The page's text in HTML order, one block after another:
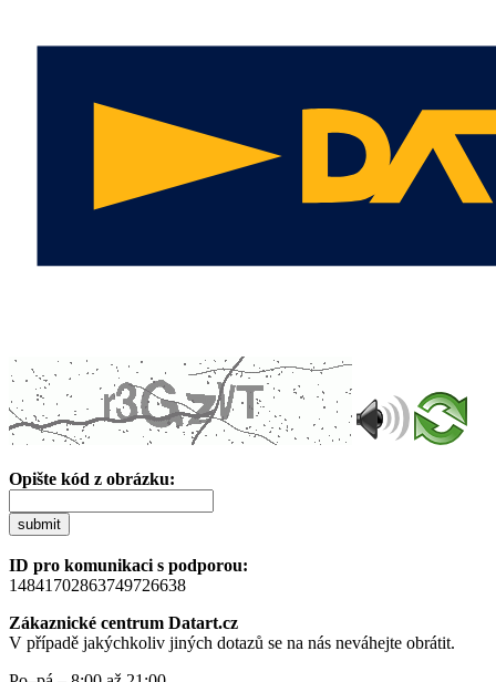
Opište kód z obrázku:
submit
ID pro komunikaci s podporou:
14841702863749726638
Zákaznické centrum Datart.cz
V případě jakýchkoliv jiných dotazů se na nás neváhejte obrátit.